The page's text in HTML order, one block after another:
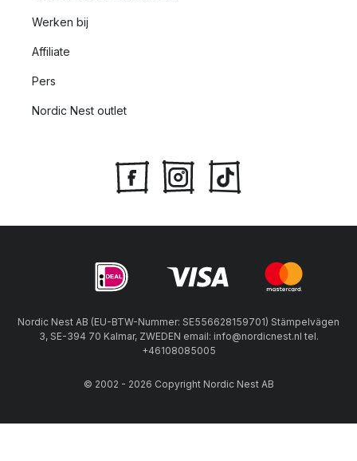
Werken bij
Affiliate
Pers
Nordic Nest outlet
Nordic Nest AB (EU-BTW-Nummer: SE556628159701) Stämpelvägen
3, SE-394 70 Kalmar, ZWEDEN email: info@nordicnest.nl tel.
+46108085005
© 2002 - 2026 Copyright Nordic Nest AB